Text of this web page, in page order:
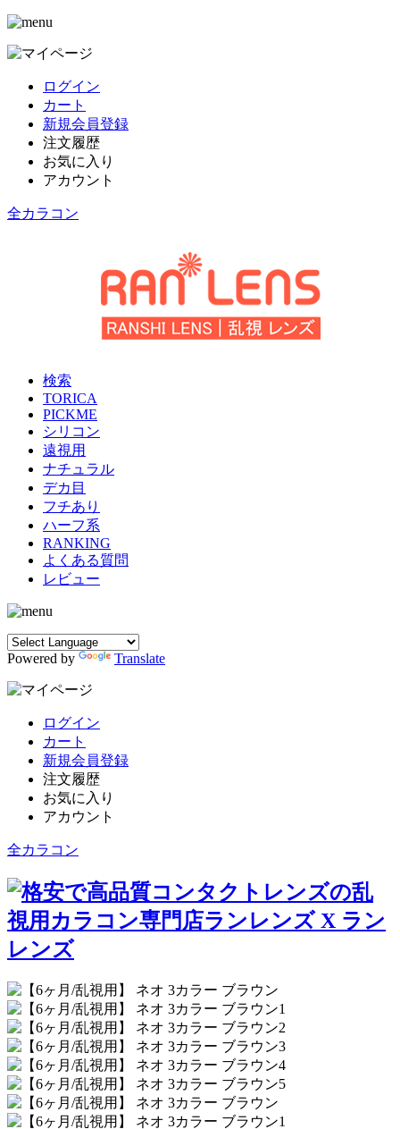
ログイン
カート
新規会員登録
注文履歴
お気に入り
アカウント
全カラコン
検索
TORICA
PICKME
シリコン
遠視用
ナチュラル
デカ目
フチあり
ハーフ系
RANKING
よくある質問
レビュー
Powered by Translate
ログイン
カート
新規会員登録
注文履歴
お気に入り
アカウント
全カラコン